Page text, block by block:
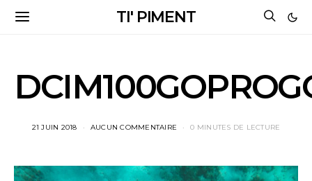
TI' PIMENT
21 JUIN 2018 AUCUN COMMENTAIRE 0 MINUTES DE LECTURE